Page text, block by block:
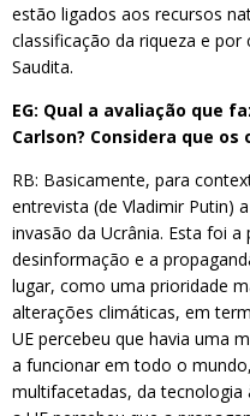
estão ligados aos recursos
classificação da riqueza e
Saudita.
EG: Qual a avaliação que
Carlson? Considera que
RB: Basicamente, para
entrevista (de Vladimir Putin)
invasão da Ucrânia. Esta foi
desinformação e a
lugar, como uma prioridade
alterações climáticas, em
UE percebeu que havia uma
a funcionar em todo o
multifacetadas, da tecnologia